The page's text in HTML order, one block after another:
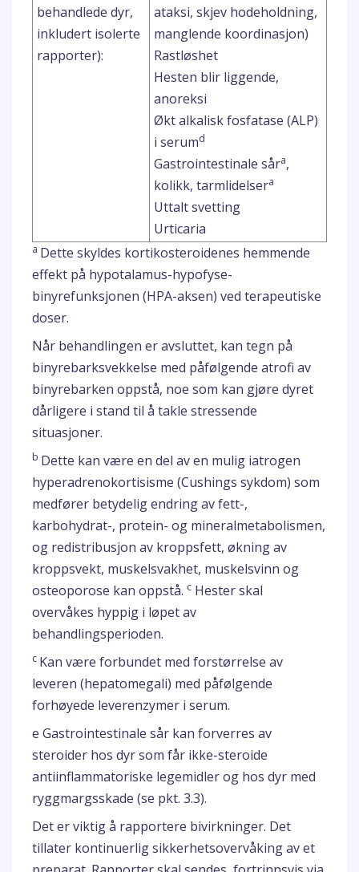
behandlede dyr,
inkludert isolerte
rapporter):
ataksi, skjev hodeholdning,
manglende koordinasjon)
Rastløshet
Hesten blir liggende,
anoreksi
Økt alkalisk fosfatase (ALP)
i serumd
Gastrointestinale såra,
kolikk, tarmlidelsera
Uttalt svetting
Urticaria
a Dette skyldes kortikosteroidenes hemmende
effekt på hypotalamus-hypofyse-
binyrefunksjonen (HPA-aksen) ved terapeutiske
doser.
Når behandlingen er avsluttet, kan tegn på
binyrebarksvekkelse med påfølgende atrofi av
binyrebarken oppstå, noe som kan gjøre dyret
dårligere i stand til å takle stressende
situasjoner.
b Dette kan være en del av en mulig iatrogen
hyperadrenokortisisme (Cushings sykdom) som
medfører betydelig endring av fett-,
karbohydrat-, protein- og mineralmetabolismen,
og redistribusjon av kroppsfett, økning av
kroppsvekt, muskelsvakhet, muskelsvinn og
osteoporose kan oppstå. c Hester skal
overvåkes hyppig i løpet av
behandlingsperioden.
c Kan være forbundet med forstørrelse av
leveren (hepatomegali) med påfølgende
forhøyede leverenzymer i serum.
e Gastrointestinale sår kan forverres av
steroider hos dyr som får ikke-steroide
antiinflammatoriske legemidler og hos dyr med
ryggmargsskade (se pkt. 3.3).
Det er viktig å rapportere bivirkninger. Det
tillater kontinuerlig sikkerhetsovervåking av et